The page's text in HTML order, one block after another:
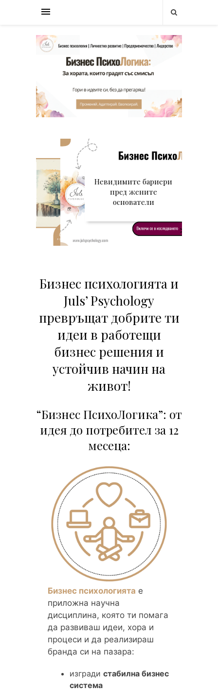
Невидимите бариери
пред жените
основатели
Бизнес психологията и
Juls’ Psychology
превръщат добрите ти
идеи в работещи
бизнес решения и
устойчив начин на
живот!
“Бизнес ПсихоЛогика”: от
идея до потребител за 12
месеца:
Бизнес психологията е
приложна научна
дисциплина, която ти помага
да развиваш идеи, хора и
процеси и да реализираш
бранда си на пазара:
изгради стабилна бизнес
система